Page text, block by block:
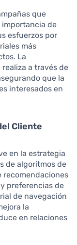
que
importancia de
esfuerzos por
más
La
a través de
que la
interesados en
Cliente
en la estrategia
de algoritmos de
recomendaciones
preferencias de
de navegación
la
en relaciones